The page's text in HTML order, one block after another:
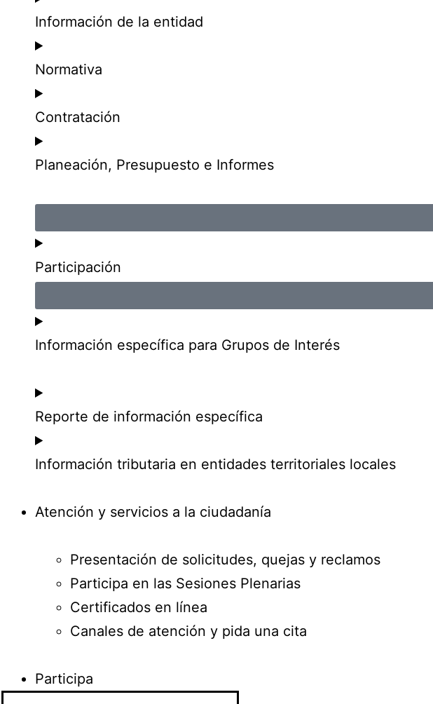
Información de la entidad
Normativa
Contratación
Planeación, Presupuesto e Informes
Participación
Información específica para Grupos de Interés
Reporte de información específica
Información tributaria en entidades territoriales locales
Atención y servicios a la ciudadanía
Presentación de solicitudes, quejas y reclamos
Participa en las Sesiones Plenarias
Certificados en línea
Canales de atención y pida una cita
Participa